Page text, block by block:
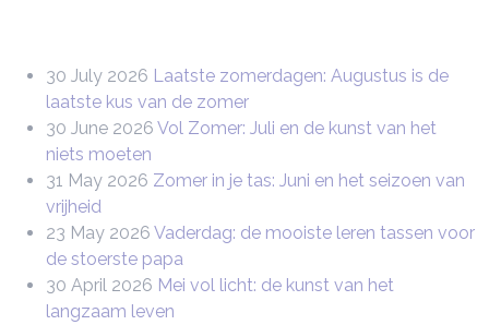
30 July 2026 Laatste zomerdagen: Augustus is de
laatste kus van de zomer
30 June 2026 Vol Zomer: Juli en de kunst van het
niets moeten
31 May 2026 Zomer in je tas: Juni en het seizoen van
vrijheid
23 May 2026 Vaderdag: de mooiste leren tassen voor
de stoerste papa
30 April 2026 Mei vol licht: de kunst van het
langzaam leven